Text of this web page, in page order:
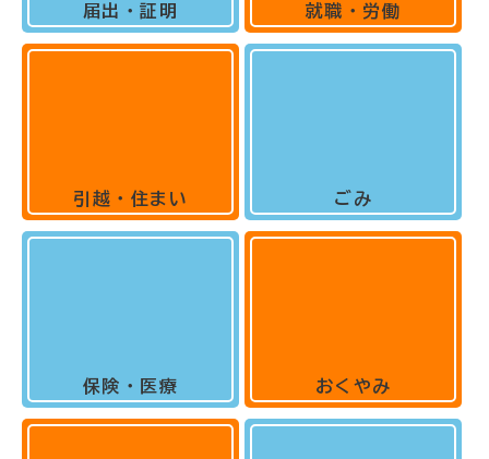
届出・証明
引越・住まい
保険・医療
就職・労働
ごみ
おくやみ